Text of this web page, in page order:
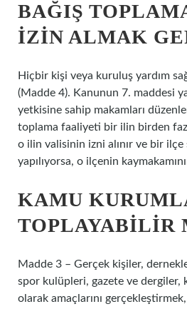
BAĞIŞ
IZIN ALMAK
Hiçbir kişi veya kuruluş yardım
(Madde 4). Kanunun 7. maddesi
yetkisine sahip makamları
toplama faaliyeti bir ilin birden
o ilin valisinin izni alınır ve bir ilçe
yapılıyorsa, o ilçenin
KAMU
TOPLAYABILIR
Madde 3 – Gerçek kişiler,
spor kulüpleri, gazete ve dergiler,
olarak amaçlarını